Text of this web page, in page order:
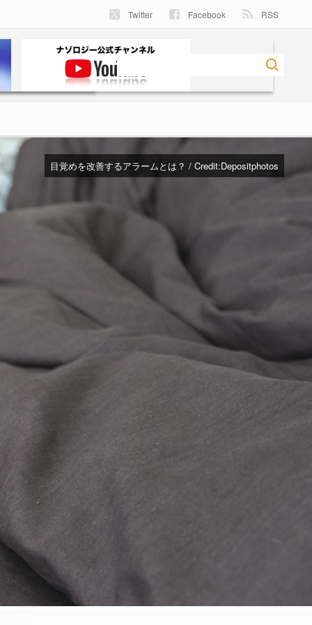
Twitter Facebook RSS
目覚めを改善するアラームとは？ / Credit:Depositphotos